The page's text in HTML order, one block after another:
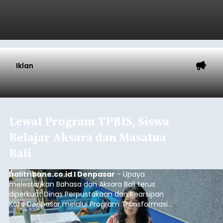
Iklan
Lewat Program TPBIS, Siswa
Belajar Aksara dan Masatua
Bali
balitribune.co.id I Denpasar – Upaya
melestarikan Bahasa dan Aksara Bali terus
diperkuat Dinas Perpustakaan dan Kearsipan
Kota Denpasar melalui Program Transformasi
Perpustakaan Berbasis Inklusi Sosial (TPBIS).